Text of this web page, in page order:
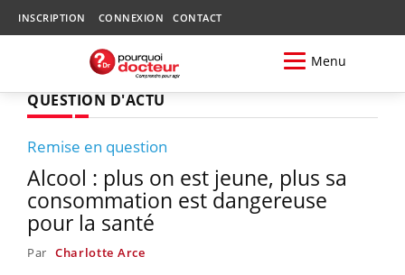
INSCRIPTION CONNEXION CONTACT
Menu
QUESTION D'ACTU
Remise en question
Alcool : plus on est jeune, plus sa
consommation est dangereuse
pour la santé
Par Charlotte Arce